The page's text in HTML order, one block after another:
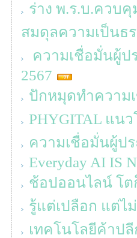
ร่าง พ.ร.บ.ควบคุ
สมดุลความเป็นธ
ความเชื่อมั่นผู้ป
2567
ปักหมุดทำความ
PHYGITAL แน
ความเชื่อมั่นผู้ป
Everyday AI IS
ช้อปออนไลน์ โ
รู้แต่เปลือก แต่ไ
เทคโนโลยีค้าปลี